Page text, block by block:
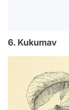
6. Kukumav